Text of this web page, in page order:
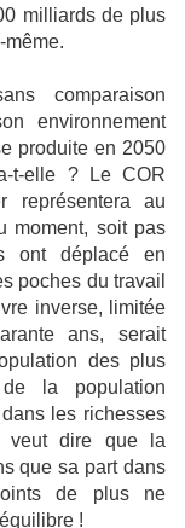
milliards de plus
comparaison
environnement
produite en 2050
t-elle ? Le COR
représentera au
moment, soit pas
ont déplacé en
poches du travail
inverse, limitée
ans, serait
des plus
la population
les richesses
veut dire que la
que sa part dans
de plus ne
!